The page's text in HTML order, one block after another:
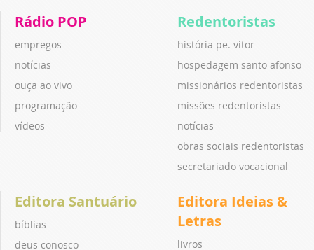
Rádio POP
empregos
notícias
ouça ao vivo
programação
vídeos
Redentoristas
história pe. vitor
hospedagem santo afonso
missionários redentoristas
missões redentoristas
notícias
obras sociais redentoristas
secretariado vocacional
Editora Santuário
bíblias
deus conosco
Editora Ideias &
Letras
livros